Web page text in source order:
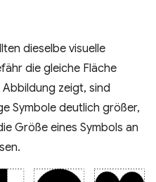
dieselbe visuelle
die gleiche Fläche
zeigt, sind
Symbole deutlich größer,
Größe eines Symbols an